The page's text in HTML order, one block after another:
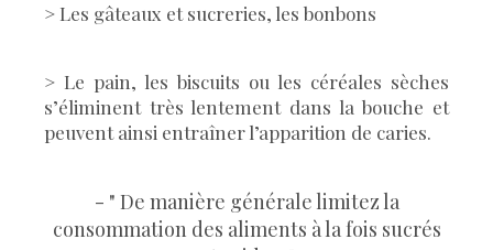
> Les gâteaux et sucreries, les bonbons
> Le pain, les biscuits ou les céréales sèches
s’éliminent très lentement dans la bouche et
peuvent ainsi entraîner l’apparition de caries.
- " De manière générale limitez la
consommation des aliments à la fois sucrés